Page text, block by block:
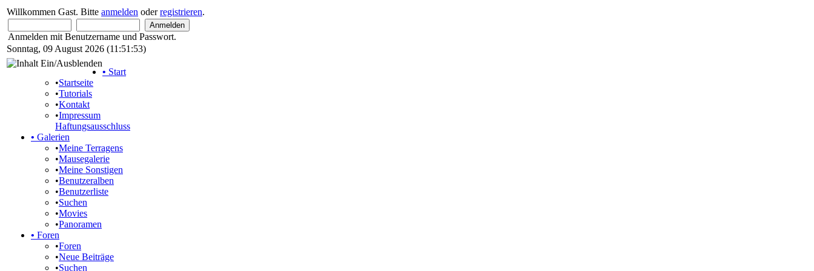
Willkommen Gast. Bitte anmelden oderregistrieren.
Anmelden mit Benutzername und Passwort.
Sonntag, 09 August 2026 (11:51:53)
• Start
•Startseite
•Tutorials
•Kontakt
•Impressum
Haftungsausschluss
• Galerien
•Meine Terragens
•Mausegalerie
•Meine Sonstigen
•Benutzeralben
•Benutzerliste
•Suchen
•Movies
•Panoramen
• Foren
•Foren
•Neue Beiträge
•Suchen